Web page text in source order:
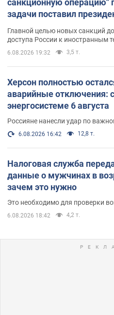
санкционную операцию"
задачи поставил
Главной целью новых санкций
доступа России к иностранным
6.08.2026 19:32 3,5 т.
Херсон полностью
аварийные отключения:
энергосистеме 6 августа
Россияне нанесли удар по
6.08.2026 16:42 12,8 т.
Налоговая служба
данные о мужчинах в
зачем это нужно
Это необходимо для проверки
6.08.2026 18:42 4,2 т.